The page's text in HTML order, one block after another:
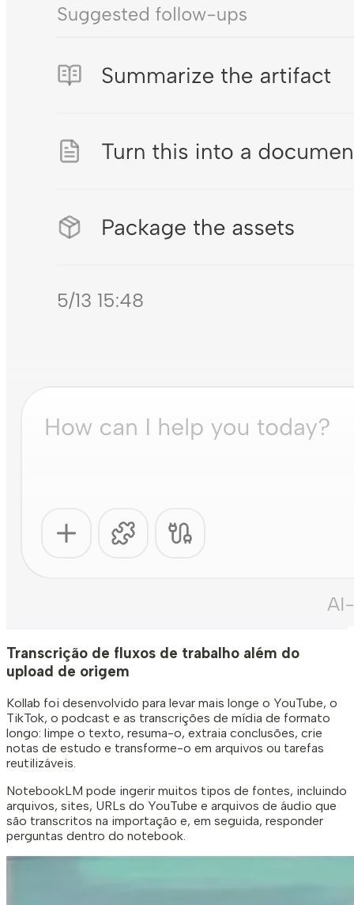
Transcrição de fluxos de trabalho além do
upload de origem
Kollab foi desenvolvido para levar mais longe o YouTube, o
TikTok, o podcast e as transcrições de mídia de formato
longo: limpe o texto, resuma-o, extraia conclusões, crie
notas de estudo e transforme-o em arquivos ou tarefas
reutilizáveis.
NotebookLM pode ingerir muitos tipos de fontes, incluindo
arquivos, sites, URLs do YouTube e arquivos de áudio que
são transcritos na importação e, em seguida, responder
perguntas dentro do notebook.